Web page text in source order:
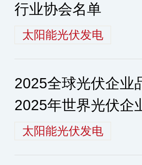
行业协会名单
太阳能光伏发电
2025全球光伏企业
2025年世界光伏企
太阳能光伏发电